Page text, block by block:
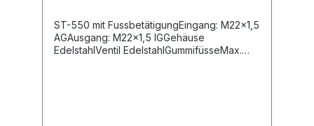
ST-550 mit FussbetätigungEingang: M22x1,5
AGAusgang: M22x1,5 IGGehäuse
EdelstahlVentil EdelstahlGummifüsseMax.